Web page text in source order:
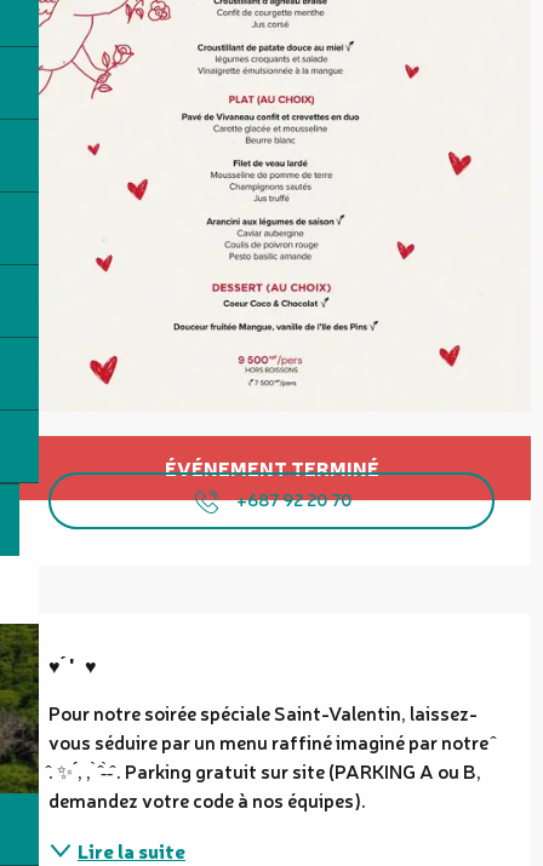
Ouverture et coordonnéesÉVÉNEMENT TERMINÉ
+687 92 20 70
Description
♥️ ́́ '   ♥️
Pour notre soirée spéciale Saint-Valentin, laissez-
vous séduire par un menu raffiné imaginé par notre
̂. ✨ ́́, , ̀ ̂-̀-̂ . Parking gratuit sur site (PARKING A ou B,
demandez votre code à nos équipes).
Lire la suite